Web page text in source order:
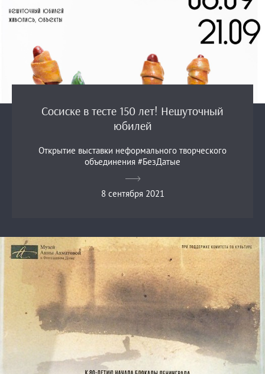
Сосиске в тесте 150 лет! Нешуточный
юбилей
Открытие выставки неформального творческого
объединения #БезДатые
8 сентября 2021